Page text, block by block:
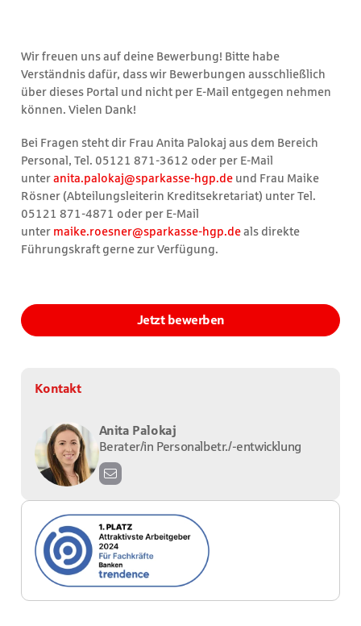
Wir freuen uns auf deine Bewerbung! Bitte habe
Verständnis dafür, dass wir Bewerbungen ausschließlich
über dieses Portal und nicht per E-Mail entgegen nehmen
können. Vielen Dank!
Bei Fragen steht dir Frau Anita Palokaj aus dem Bereich
Personal, Tel. 05121 871-3612 oder per E-Mail
unteranita.palokaj@sparkasse-hgp.deund Frau Maike
Rösner (Abteilungsleiterin Kreditsekretariat) unter Tel.
05121 871-4871 oder per E-Mail
unter maike.roesner@sparkasse-hgp.deals direkte
Führungskraft gerne zur Verfügung.
Jetzt bewerben
Kontakt
Anita Palokaj
Berater/in Personalbetr./-entwicklung
a
n
i
t
a
.
p